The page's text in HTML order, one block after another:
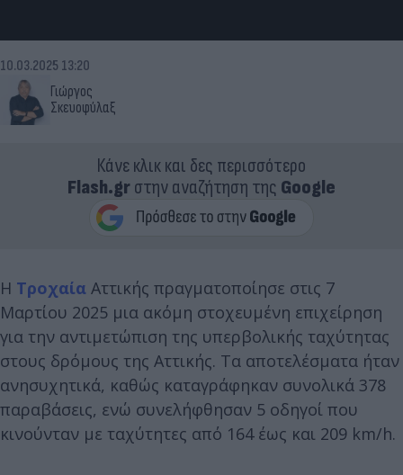
Γιώργος
Σκευοφύλαξ
10.03.2025 13:20
Κάνε κλικ και δες περισσότερο
Flash.grστην αναζήτηση της Google
Η Τροχαία Αττικής πραγματοποίησε στις 7
Μαρτίου 2025 μια ακόμη στοχευμένη επιχείρηση
για την αντιμετώπιση της υπερβολικής ταχύτητας
στους δρόμους της Αττικής. Τα αποτελέσματα ήταν
ανησυχητικά, καθώς καταγράφηκαν συνολικά 378
παραβάσεις, ενώ συνελήφθησαν 5 οδηγοί που
κινούνταν με ταχύτητες από 164 έως και 209 km/h.